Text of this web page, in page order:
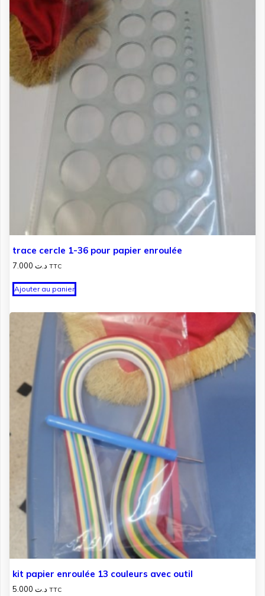
trace cercle 1-36 pour papier enroulée
د.ت TTC
Ajouter au panier
kit papier enroulée 13 couleurs avec outil
د.ت TTC